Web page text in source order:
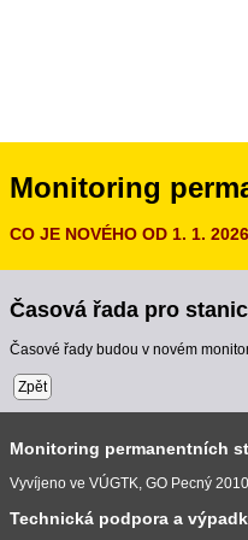
Monitoring
CO JE NOVÉHO OD 1. 1.
Časová řada pro
Časové řady budou v novém
Zpět
Monitoring permanentních
Vyvíjeno ve VÚGTK, GO Pecný
Technická podpora a